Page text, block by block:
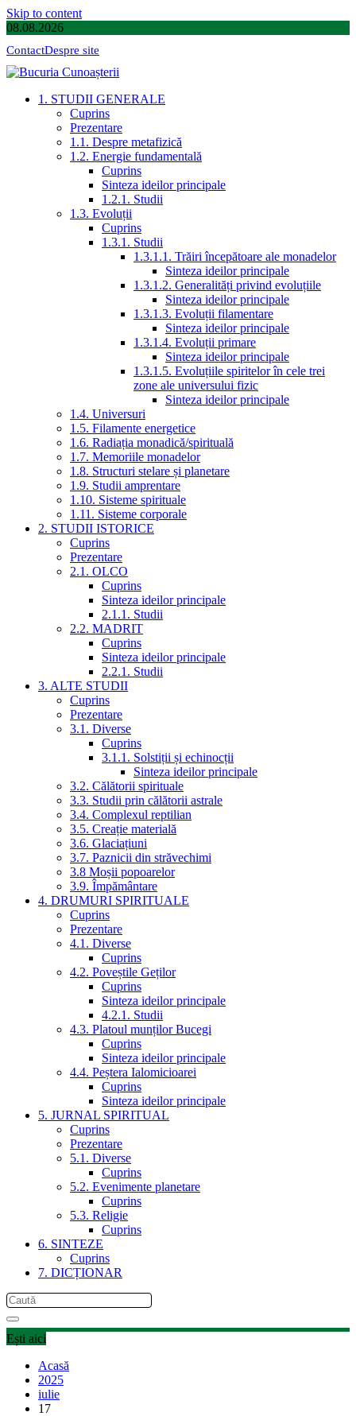
Skip to content
08.08.2026
ContactDespre site
1. STUDII GENERALE
Cuprins
Prezentare
1.1. Despre metafizică
1.2. Energie fundamentală
Cuprins
Sinteza ideilor principale
1.2.1. Studii
1.3. Evoluții
Cuprins
1.3.1. Studii
1.3.1.1. Trăiri începătoare ale monadelor
Sinteza ideilor principale
1.3.1.2. Generalități privind evoluțiile
Sinteza ideilor principale
1.3.1.3. Evoluții filamentare
Sinteza ideilor principale
1.3.1.4. Evoluții primare
Sinteza ideilor principale
1.3.1.5. Evoluțiile spiritelor în cele trei
zone ale universului fizic
Sinteza ideilor principale
1.4. Universuri
1.5. Filamente energetice
1.6. Radiația monadică/spirituală
1.7. Memoriile monadelor
1.8. Structuri stelare și planetare
1.9. Studii amprentare
1.10. Sisteme spirituale
1.11. Sisteme corporale
2. STUDII ISTORICE
Cuprins
Prezentare
2.1. OLCO
Cuprins
Sinteza ideilor principale
2.1.1. Studii
2.2. MADRIT
Cuprins
Sinteza ideilor principale
2.2.1. Studii
3. ALTE STUDII
Cuprins
Prezentare
3.1. Diverse
Cuprins
3.1.1. Solstiții și echinocții
Sinteza ideilor principale
3.2. Călătorii spirituale
3.3. Studii prin călătorii astrale
3.4. Complexul reptilian
3.5. Creație materială
3.6. Glaciațiuni
3.7. Paznicii din străvechimi
3.8 Moșii popoarelor
3.9. Împământare
4. DRUMURI SPIRITUALE
Cuprins
Prezentare
4.1. Diverse
Cuprins
4.2. Poveștile Geților
Cuprins
Sinteza ideilor principale
4.2.1. Studii
4.3. Platoul munților Bucegi
Cuprins
Sinteza ideilor principale
4.4. Peștera Ialomicioarei
Cuprins
Sinteza ideilor principale
5. JURNAL SPIRITUAL
Cuprins
Prezentare
5.1. Diverse
Cuprins
5.2. Evenimente planetare
Cuprins
5.3. Religie
Cuprins
6. SINTEZE
Cuprins
7. DICȚIONAR
Ești aici
Acasă
2025
iulie
17